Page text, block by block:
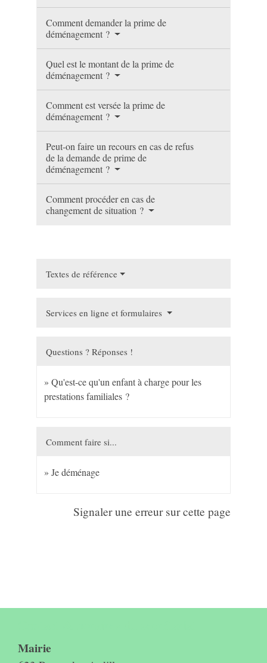
Comment demander la prime de
déménagement ?
Quel est le montant de la prime de
déménagement ?
Comment est versée la prime de
déménagement ?
Peut-on faire un recours en cas de refus
de la demande de prime de
déménagement ?
Comment procéder en cas de
changement de situation ?
Textes de référence
Services en ligne et formulaires
Questions ? Réponses !
Qu'est-ce qu'un enfant à charge pour les
prestations familiales ?
Comment faire si...
Je déménage
Signaler une erreur sur cette page
Mairie